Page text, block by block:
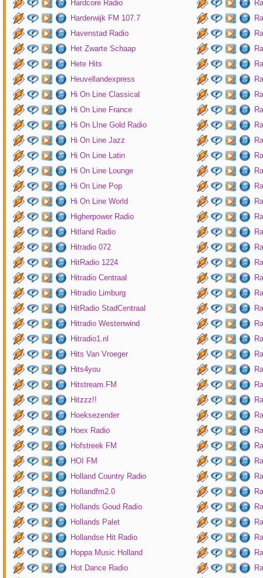
Hardcore Radio
Harderwijk FM 107.7
Havenstad Radio
Het Zwarte Schaap
Hete Hits
Heuvellandexpress
Hi On Line Classical
Hi On Line France
Hi On LIne Gold Radio
Hi On Line Jazz
Hi On Line Latin
Hi On Line Lounge
Hi On Line Pop
Hi On Line World
Higherpower Radio
Hitland Radio
Hitradio 072
HitRadio 1224
Hitradio Centraal
Hitradio Limburg
HitRadio StadCentraal
Hitradio Westenwind
Hitradio1.nl
Hits Van Vroeger
Hits4you
Hitstream.FM
Hitzzz!!
Hoeksezender
Hoex Radio
Hofstreek FM
HOI FM
Holland Country Radio
Hollandfm2.0
Hollands Goud Radio
Hollands Palet
Hollandse Hit Radio
Hoppa Music Holland
Hot Dance Radio